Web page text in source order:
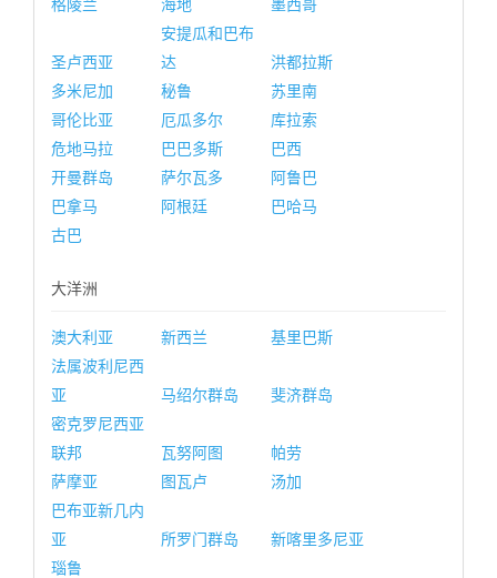
格陵兰
海地 墨西哥
圣卢西亚
安提瓜和巴布
达
洪都拉斯
多米尼加
秘鲁
苏里南
哥伦比亚
厄瓜多尔
库拉索
危地马拉
巴巴多斯
巴西
开曼群岛
萨尔瓦多
阿鲁巴
巴拿马
阿根廷
巴哈马
古巴
大洋洲
澳大利亚 新西兰
基里巴斯
法属波利尼西
亚
马绍尔群岛
斐济群岛
密克罗尼西亚
联邦
瓦努阿图
帕劳
萨摩亚
图瓦卢
汤加
巴布亚新几内
亚
所罗门群岛
新喀里多尼亚
瑙鲁